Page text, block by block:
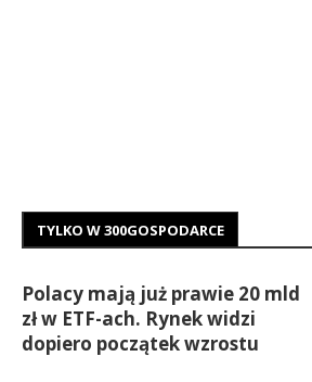
TYLKO W 300GOSPODARCE
Polacy mają już prawie 20 mld
zł w ETF-ach. Rynek widzi
dopiero początek wzrostu